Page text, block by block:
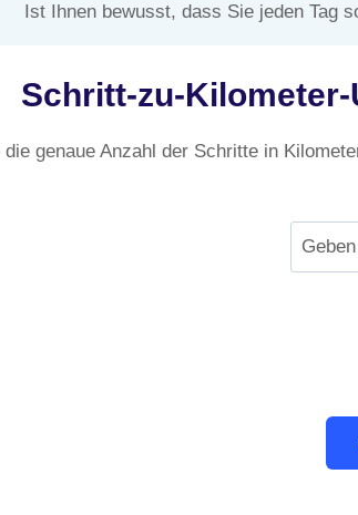
Ist Ihnen bewusst, dass Sie jeden Tag
Schritt-zu-
die genaue Anzahl der Schritte in